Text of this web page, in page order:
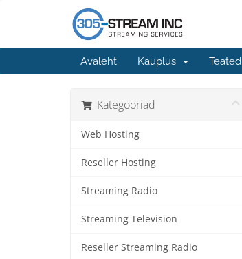
Avaleht Kauplus Teated
Kategooriad
Web Hosting
Reseller Hosting
Streaming Radio
Streaming Television
Reseller Streaming Radio